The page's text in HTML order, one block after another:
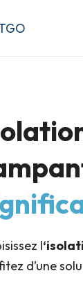
l
d’une